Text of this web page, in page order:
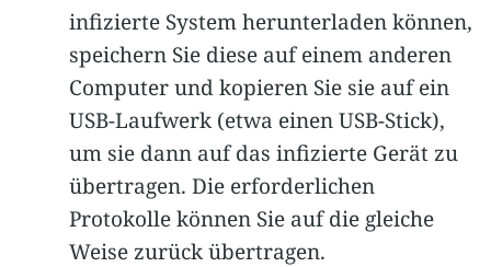
infizierte System herunterladen können,
speichern Sie diese auf einem anderen
Computer und kopieren Sie sie auf ein
USB-Laufwerk (etwa einen USB-Stick),
um sie dann auf das infizierte Gerät zu
übertragen. Die erforderlichen
Protokolle können Sie auf die gleiche
Weise zurück übertragen.